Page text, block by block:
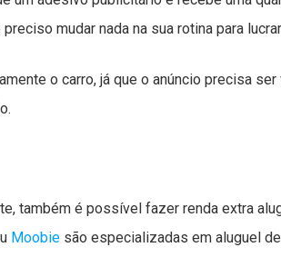
mudar nada na sua rotina para
o carro, já que o anúncio precisa
também é possível fazer renda extra
Moobie são especializadas em aluguel